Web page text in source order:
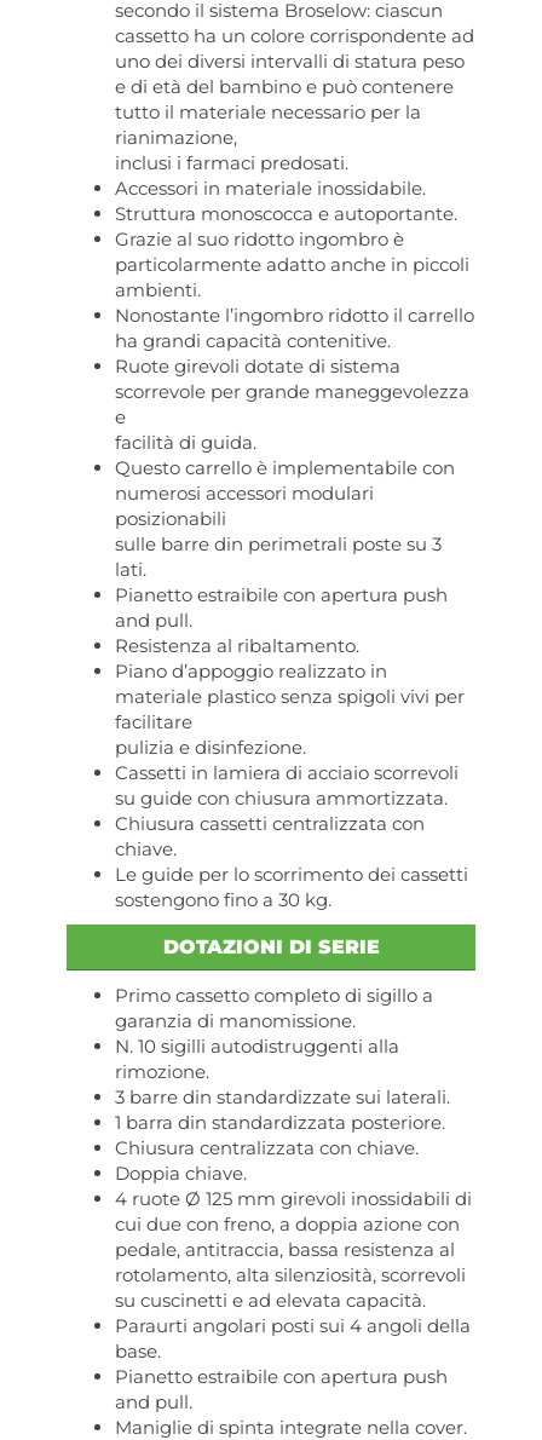
secondo il sistema Broselow: ciascun
cassetto ha un colore corrispondente ad
uno dei diversi intervalli di statura peso
e di età del bambino e può contenere
tutto il materiale necessario per la
rianimazione,
inclusi i farmaci predosati.
Accessori in materiale inossidabile.
Struttura monoscocca e autoportante.
Grazie al suo ridotto ingombro è
particolarmente adatto anche in piccoli
ambienti.
Nonostante l’ingombro ridotto il carrello
ha grandi capacità contenitive.
Ruote girevoli dotate di sistema
scorrevole per grande maneggevolezza
e
facilità di guida.
Questo carrello è implementabile con
numerosi accessori modulari
posizionabili
sulle barre din perimetrali poste su 3
lati.
Pianetto estraibile con apertura push
and pull.
Resistenza al ribaltamento.
Piano d’appoggio realizzato in
materiale plastico senza spigoli vivi per
facilitare
pulizia e disinfezione.
Cassetti in lamiera di acciaio scorrevoli
su guide con chiusura ammortizzata.
Chiusura cassetti centralizzata con
chiave.
Le guide per lo scorrimento dei cassetti
sostengono fino a 30 kg.
DOTAZIONI DI SERIE
Primo cassetto completo di sigillo a
garanzia di manomissione.
N. 10 sigilli autodistruggenti alla
rimozione.
3 barre din standardizzate sui laterali.
1 barra din standardizzata posteriore.
Chiusura centralizzata con chiave.
Doppia chiave.
4 ruote Ø 125 mm girevoli inossidabili di
cui due con freno, a doppia azione con
pedale, antitraccia, bassa resistenza al
rotolamento, alta silenziosità, scorrevoli
su cuscinetti e ad elevata capacità.
Paraurti angolari posti sui 4 angoli della
base.
Pianetto estraibile con apertura push
and pull.
Maniglie di spinta integrate nella cover.